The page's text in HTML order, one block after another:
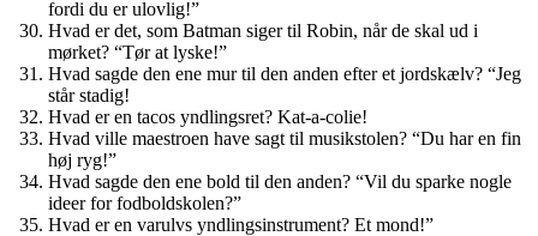
fordi du er ulovlig!”
Hvad er det, som Batman siger til Robin, når de skal ud i
mørket? “Tør at lyske!”
Hvad sagde den ene mur til den anden efter et jordskælv? “Jeg
står stadig!
Hvad er en tacos yndlingsret? Kat-a-colie!
Hvad ville maestroen have sagt til musikstolen? “Du har en fin
høj ryg!”
Hvad sagde den ene bold til den anden? “Vil du sparke nogle
ideer for fodboldskolen?”
Hvad er en varulvs yndlingsinstrument? Et mond!”